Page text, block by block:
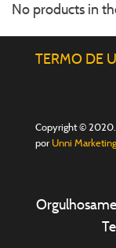
No products in
TERMO DE
Copyright © 2020.
por Unni Marketing